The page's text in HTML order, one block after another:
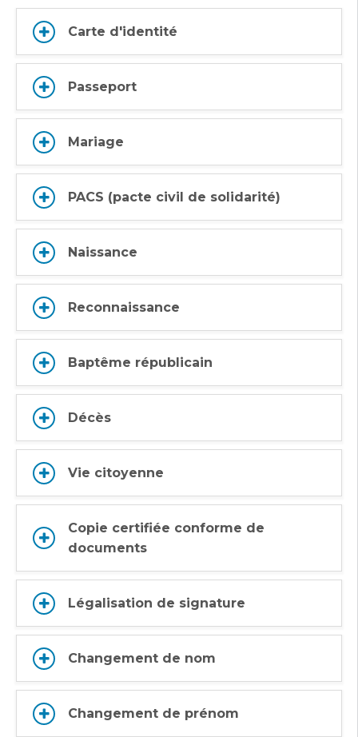
Carte d'identité
Passeport
Mariage
PACS (pacte civil de solidarité)
Naissance
Reconnaissance
Baptême républicain
Décès
Vie citoyenne
Copie certifiée conforme de
documents
Légalisation de signature
Changement de nom
Changement de prénom